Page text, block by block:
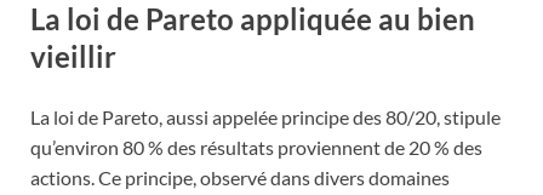
La loi de Pareto appliquée au bien
vieillir
La loi de Pareto, aussi appelée principe des 80/20, stipule
qu’environ 80 % des résultats proviennent de 20 % des
actions. Ce principe, observé dans divers domaines